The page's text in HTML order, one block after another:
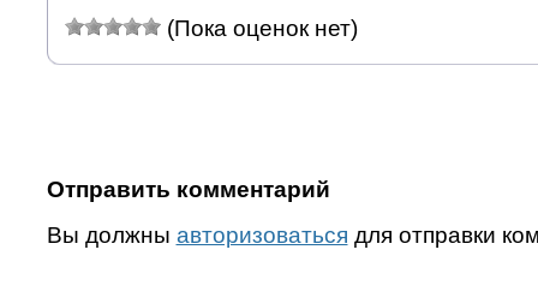
(Пока оценок нет)
Отправить комментарий
Вы должны авторизоваться для отправки